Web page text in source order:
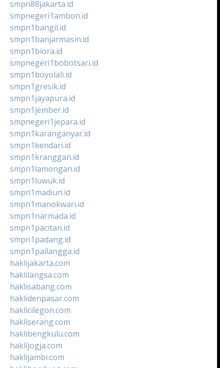
smpn88jakarta.id
smpnegeri1ambon.id
smpn1bangil.id
smpn1banjarmasin.id
smpn1biora.id
smpnegeri1bobotsari.id
smpn1boyolali.id
smpn1gresik.id
smpn1jayapura.id
smpn1jember.id
smpnegeri1jepara.id
smpn1karanganyar.id
smpn1kendari.id
smpn1kranggan.id
smpn1lamongan.id
smpn1luwuk.id
smpn1madiun.id
smpn1manokwari.id
smpn1narmada.id
smpn1pacitan.id
smpn1padang.id
smpn1pailangga.id
haklijakarta.com
haklilangsa.com
haklisabang.com
haklidenpasar.com
haklicilegon.com
hakliserang.com
haklibengkulu.com
haklijogja.com
haklijambi.com